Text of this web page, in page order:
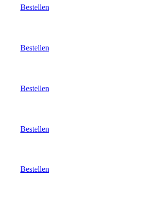
Bestellen
Bestellen
Bestellen
Bestellen
Bestellen